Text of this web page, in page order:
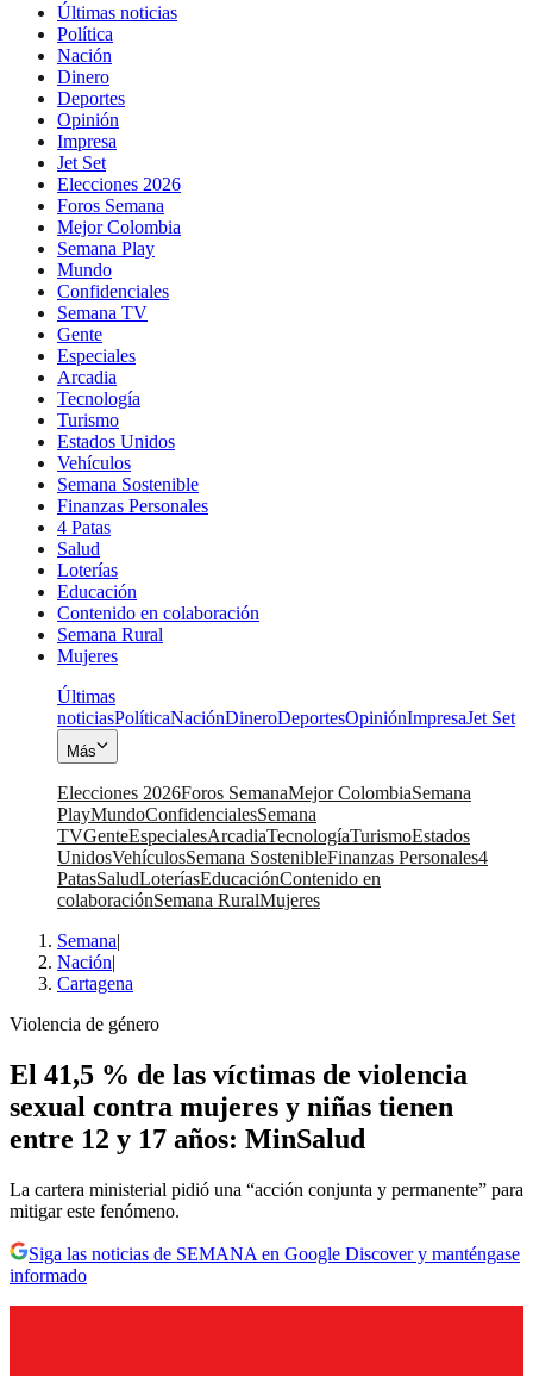
Últimas noticias
Política
Nación
Dinero
Deportes
Opinión
Impresa
Jet Set
Elecciones 2026
Foros Semana
Mejor Colombia
Semana Play
Mundo
Confidenciales
Semana TV
Gente
Especiales
Arcadia
Tecnología
Turismo
Estados Unidos
Vehículos
Semana Sostenible
Finanzas Personales
4 Patas
Salud
Loterías
Educación
Contenido en colaboración
Semana Rural
Mujeres
Últimas
noticiasPolíticaNaciónDineroDeportesOpiniónImpresaJet Set
Más
Elecciones 2026Foros SemanaMejor ColombiaSemana
PlayMundoConfidencialesSemana
TVGenteEspecialesArcadiaTecnologíaTurismoEstados
UnidosVehículosSemana SostenibleFinanzas Personales4
PatasSaludLoteríasEducaciónContenido en
colaboraciónSemana RuralMujeres
Semana|
Nación|
Cartagena
Violencia de género
El 41,5 % de las víctimas de violencia
sexual contra mujeres y niñas tienen
entre 12 y 17 años: MinSalud
La cartera ministerial pidió una “acción conjunta y permanente” para
mitigar este fenómeno.
Siga las noticias de SEMANA en Google Discover y manténgase
informado